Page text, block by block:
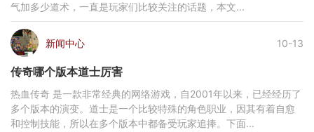
气加多少道术，一直是玩家们比较关注的话题，本文...
新闻中心 10-13
传奇哪个版本道士厉害
热血传奇 是一款非常经典的网络游戏，自2001年以来，已经经历了
多个版本的演变。道士是一个比较特殊的角色职业，因其有着自愈
和控制技能，所以在多个版本中都备受玩家追捧。下面...